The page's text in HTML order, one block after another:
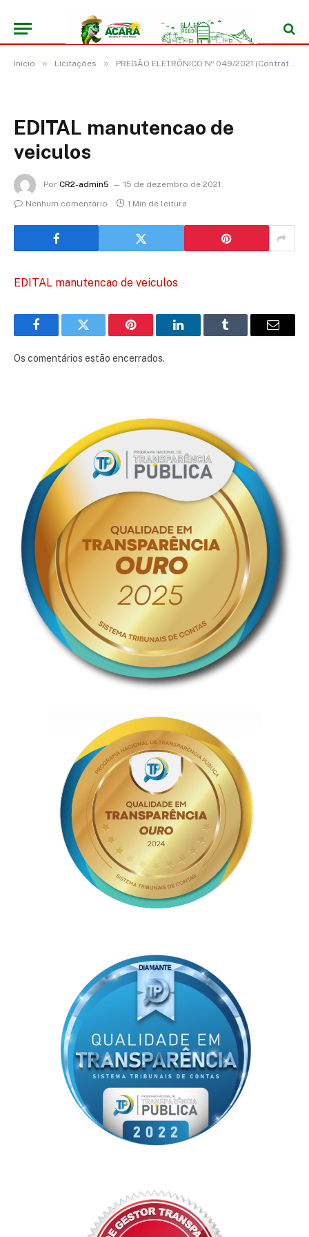
Início » Licitações » PREGÃO ELETRÔNICO Nº 049/2021 (Contratação de empresa para prestação de serviços de manutenção preventiva e corretiva de veículos leves e pesados)
EDITAL manutencao de
veiculos
Por CR2-admin5
15 de dezembro de 2021
Nenhum comentário
1 Min de leitura
EDITAL manutencao de veiculos
FacebookTwitter Pinterest LinkedInTumblr
E-
Os comentários estão encerrados.